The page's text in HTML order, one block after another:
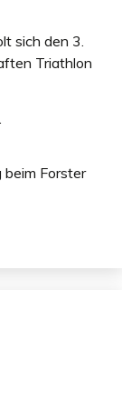
sich den 3.
Triathlon
beim Forster